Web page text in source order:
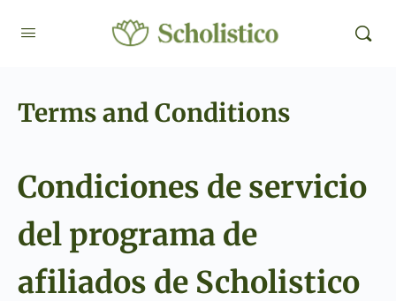
Terms and Conditions
Condiciones de servicio
del programa de
afiliados de Scholistico